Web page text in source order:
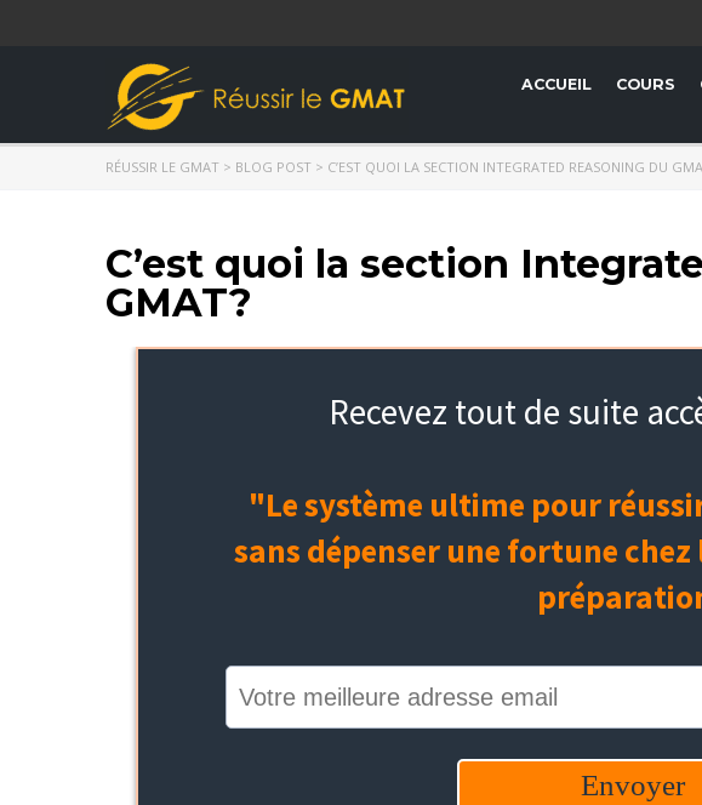
ACCUEIL COURS
RÉUSSIR LE GMAT > BLOG POST > C’EST QUOI LA SECTION INTEGRATED REASONING DU
C’est quoi la section
GMAT?